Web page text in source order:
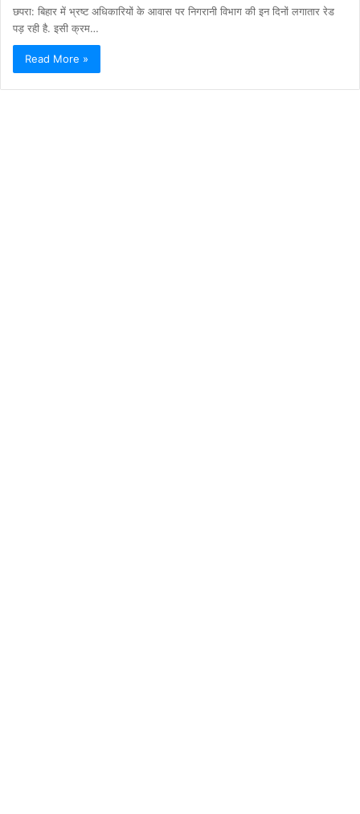
छपरा: बिहार में भ्रष्ट अधिकारियों के आवास पर निगरानी विभाग की इन दिनों लगातार रेड
पड़ रही है. इसी क्रम…
Read More »